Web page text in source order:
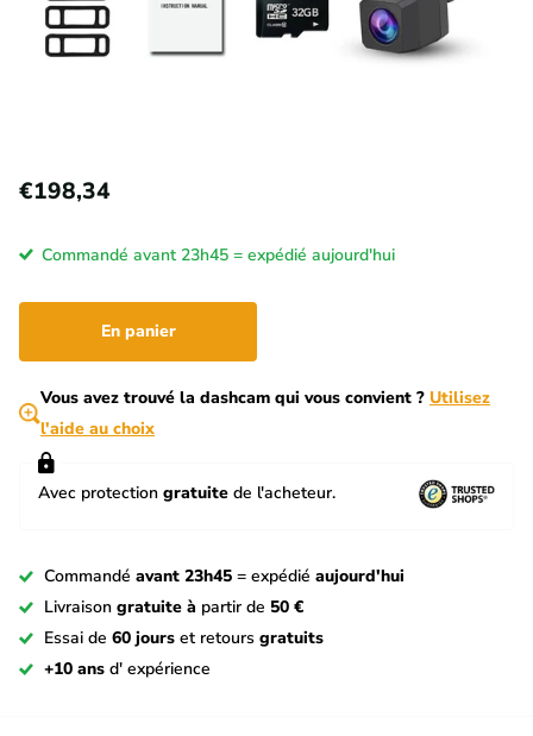
€198,34
Commandé avant 23h45 = expédié aujourd'hui
En panier
Vous avez trouvé la dashcam qui vous convient ? Utilisez
l'aide au choix
Avec protection gratuite de l'acheteur.
Commandé avant 23h45 = expédié aujourd'hui
Livraison gratuite à partir de 50 €
Essai de 60 jours et retours gratuits
+10 ans d' expérience